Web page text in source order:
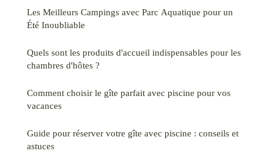
Les Meilleurs Campings avec Parc Aquatique pour un
Été Inoubliable
Quels sont les produits d'accueil indispensables pour les
chambres d'hôtes ?
Comment choisir le gîte parfait avec piscine pour vos
vacances
Guide pour réserver votre gîte avec piscine : conseils et
astuces